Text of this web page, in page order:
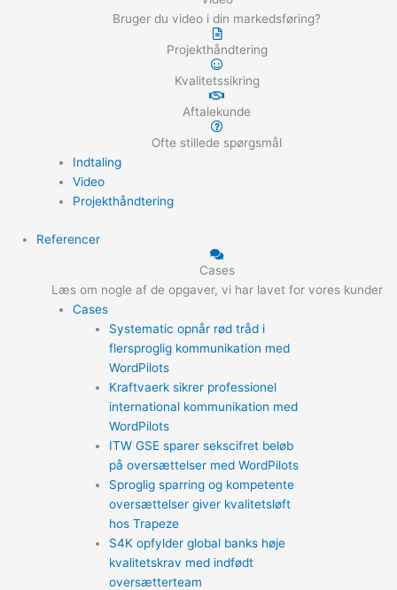
Bruger du video i din markedsføring?
Projekthåndtering
Kvalitetssikring
Aftalekunde
Ofte stillede spørgsmål
Indtaling
Video
Projekthåndtering
Referencer
Cases
Læs om nogle af de opgaver, vi har lavet for vores kunder
Cases
Systematic opnår rød tråd i
flersproglig kommunikation med
WordPilots
Kraftvaerk sikrer professionel
international kommunikation med
WordPilots
ITW GSE sparer sekscifret beløb
på oversættelser med WordPilots
Sproglig sparring og kompetente
oversættelser giver kvalitetsløft
hos Trapeze
S4K opfylder global banks høje
kvalitetskrav med indfødt
oversætterteam